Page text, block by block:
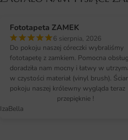
Fototapeta ZAMEK
6 sierpnia, 2026
Do pokoju naszej córeczki wybraliśmy
fototapetę z zamkiem. Pomocna
doradziła nam mocny i łatwy w
w czystości materiał (vinyl brush).
pokoju naszej królewny wygląda teraz
przepięknie !
IzaBella